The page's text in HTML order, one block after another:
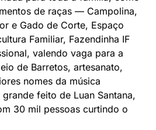
de raças — Campolina,
e Gado de Corte, Espaço
Familiar, Fazendinha IF
valendo vaga para a
de Barretos, artesanato,
nomes da música
feito de Luan Santana,
30 mil pessoas curtindo o